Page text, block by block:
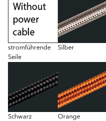
stromführende
Seile
Silber
Schwarz Orange